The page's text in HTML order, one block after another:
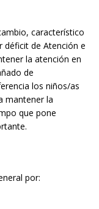
característico
déficit de Atención e
la atención en
de
los niños/as
mantener la
que pone
por: